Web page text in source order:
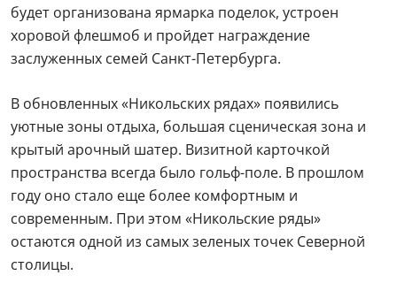
будет организована ярмарка поделок, устроен
хоровой флешмоб и пройдет награждение
заслуженных семей Санкт-Петербурга.
В обновленных «Никольских рядах» появились
уютные зоны отдыха, большая сценическая зона и
крытый арочный шатер. Визитной карточкой
пространства всегда было гольф-поле. В прошлом
году оно стало еще более комфортным и
современным. При этом «Никольские ряды»
остаются одной из самых зеленых точек Северной
столицы.